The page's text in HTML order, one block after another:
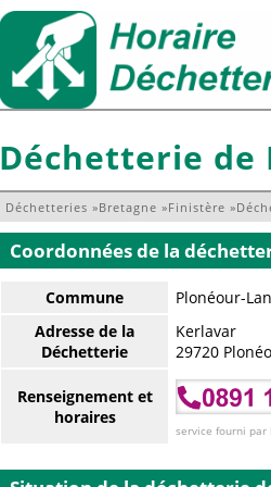
Déchetterie de
Déchetteries »Bretagne »Finistère »
Coordonnées de la
Commune
Plonéour-
Adresse de la
Déchetterie
Kerlavar
29720
Renseignement et
horaires
service fourni